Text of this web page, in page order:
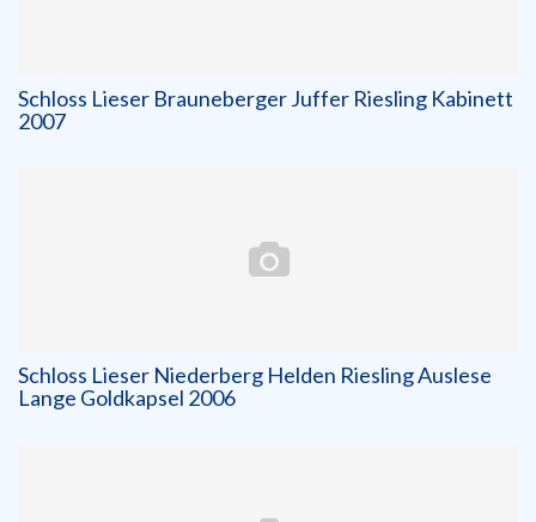
Schloss Lieser Brauneberger Juffer Riesling Kabinett
2007
Schloss Lieser Niederberg Helden Riesling Auslese
Lange Goldkapsel 2006